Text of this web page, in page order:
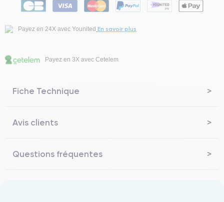
Payez en 24X avec Younited En savoir plus
Payez en 3X avec Cetelem
Fiche Technique
Avis clients
Questions fréquentes